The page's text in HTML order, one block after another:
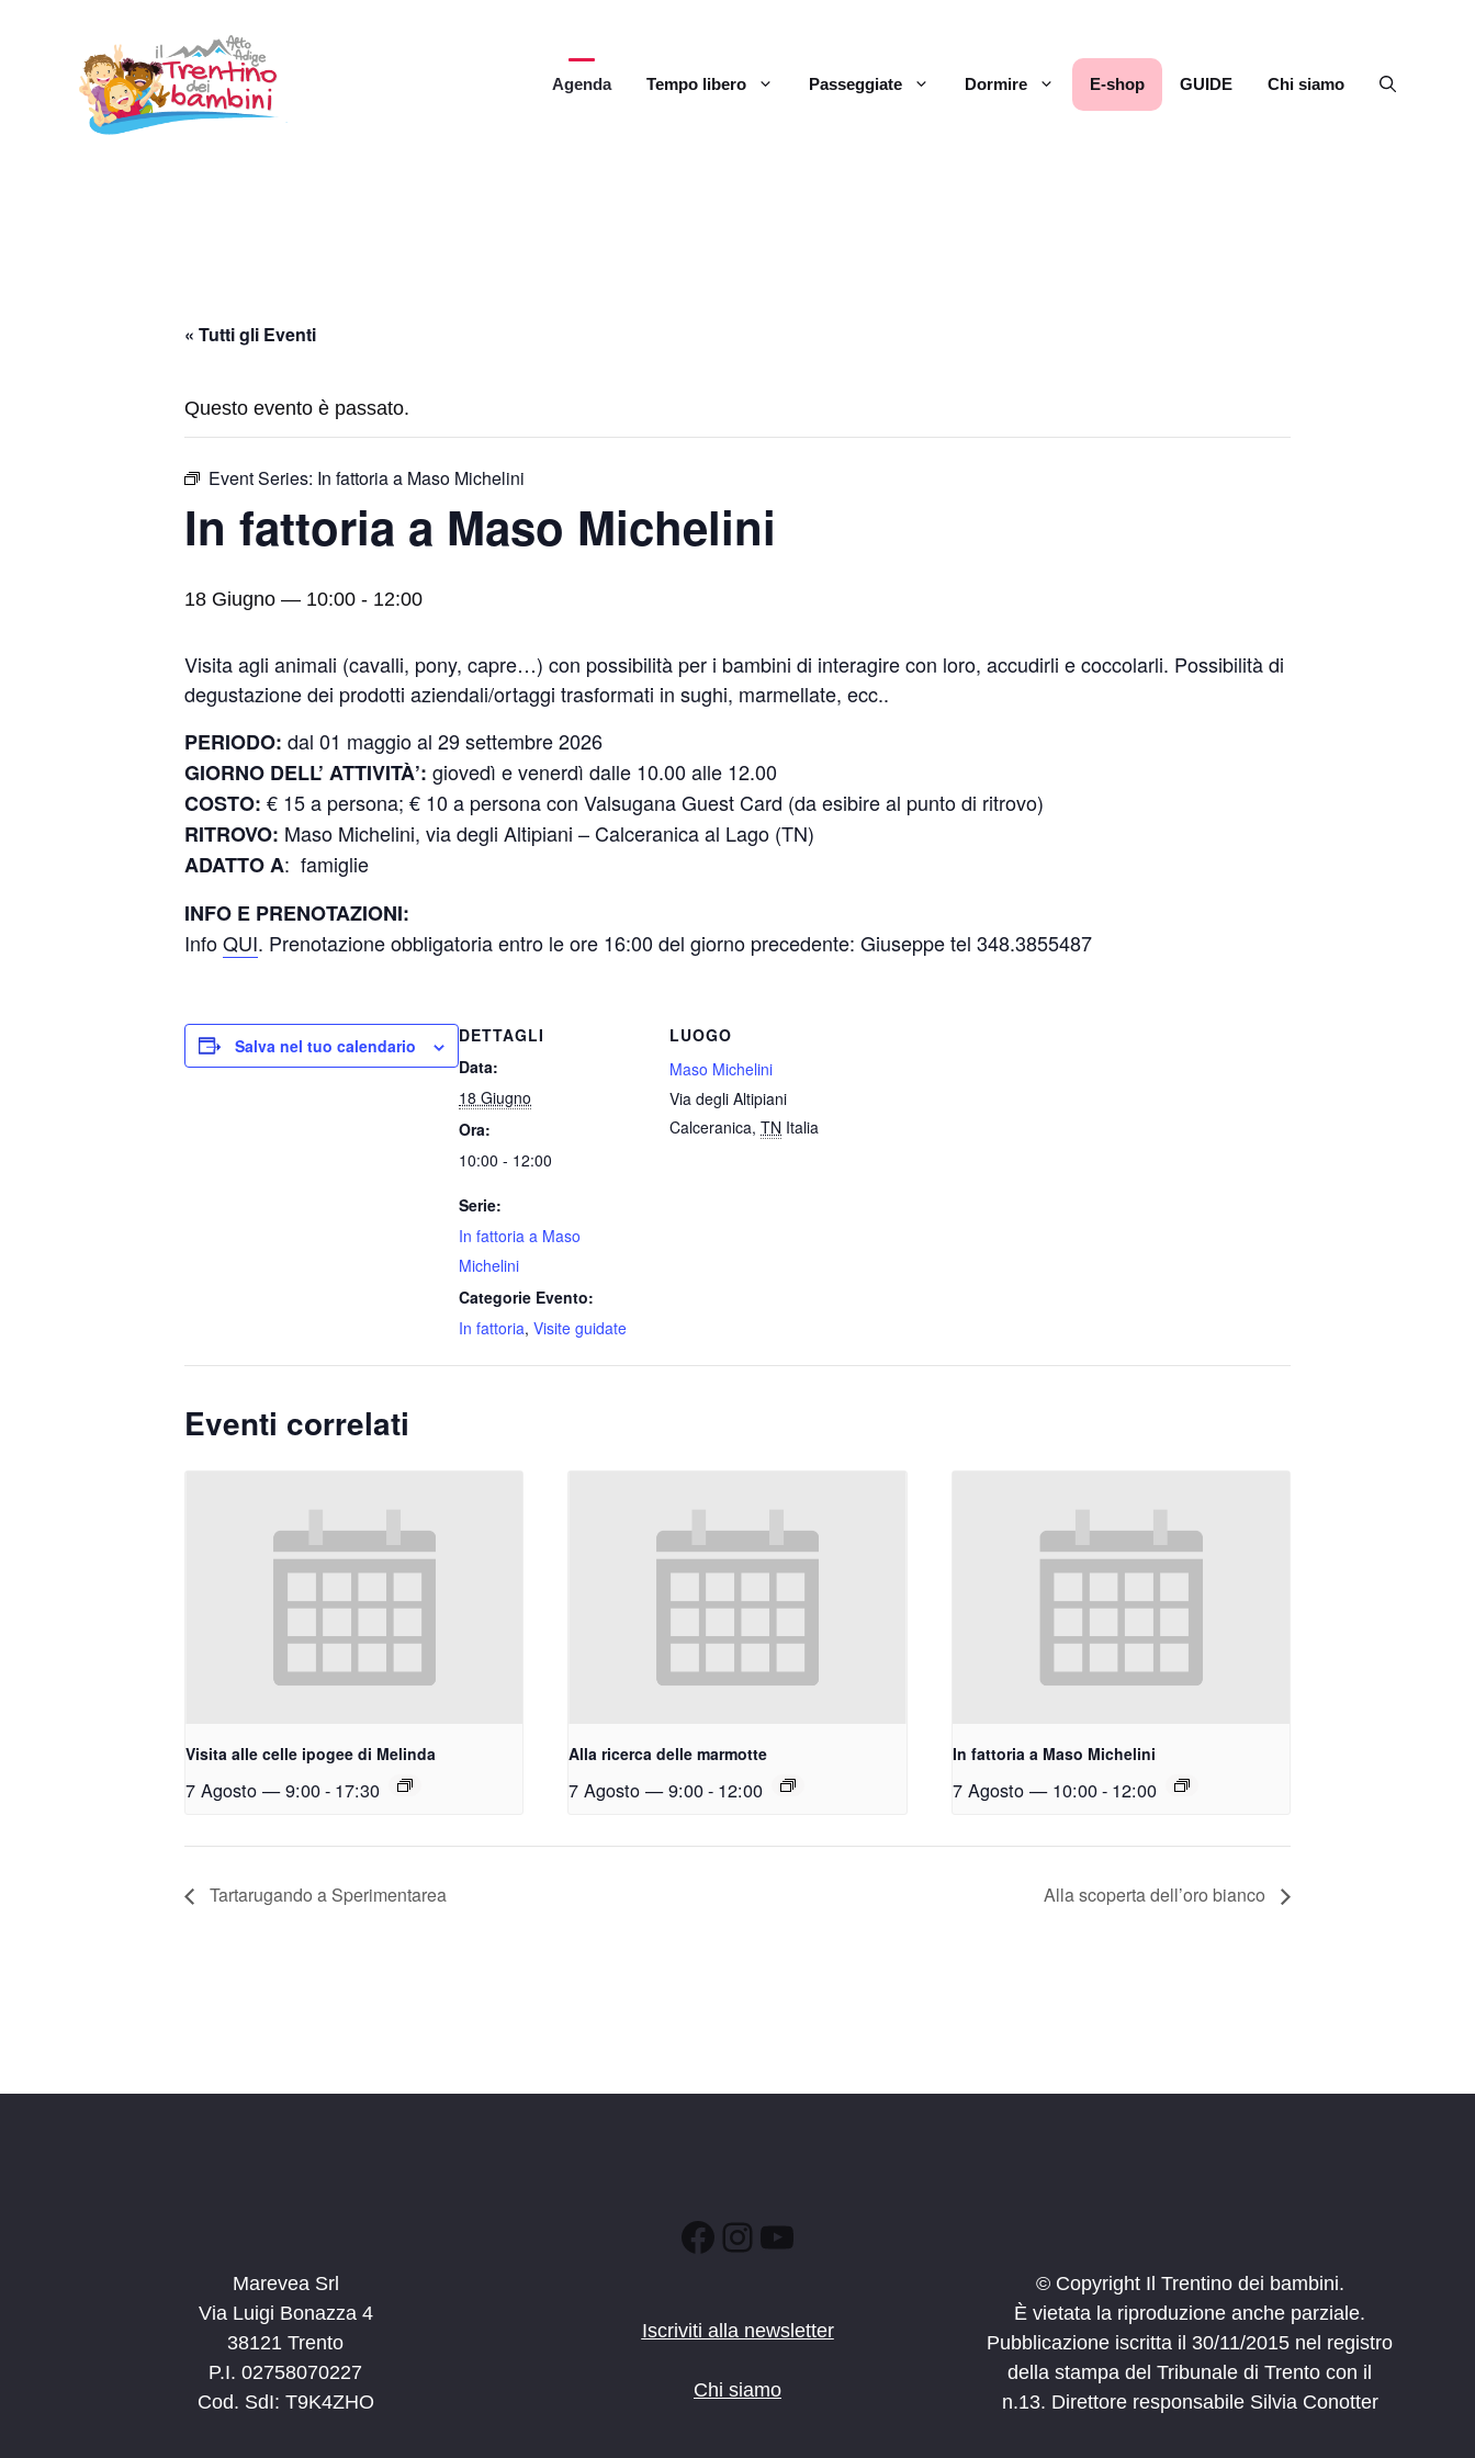
contenuto
Agenda Tempo libero Passeggiate Dormire E-shop GUIDE Chi siamo
« Tutti gli Eventi
Questo evento è passato.
Event Series: In fattoria a Maso Michelini
In fattoria a Maso Michelini
18 Giugno — 10:00 - 12:00
Visita agli animali (cavalli, pony, capre…) con possibilità per i bambini di interagire con loro, accudirli e coccolarli. Possibilità di
degustazione dei prodotti aziendali/ortaggi trasformati in sughi, marmellate, ecc..
PERIODO: dal 01 maggio al 29 settembre 2026
GIORNO DELL’ ATTIVITÀ’: giovedì e venerdì dalle 10.00 alle 12.00
COSTO: € 15 a persona; € 10 a persona con Valsugana Guest Card (da esibire al punto di ritrovo)
RITROVO: Maso Michelini, via degli Altipiani – Calceranica al Lago (TN)
ADATTO A: famiglie
INFO E PRENOTAZIONI:
InfoQUI. Prenotazione obbligatoria entro le ore 16:00 del giorno precedente: Giuseppe tel 348.3855487
Salva nel tuo calendario
DETTAGLI
Data:
18 Giugno
Ora:
10:00 - 12:00
Serie:
In fattoria a Maso
Michelini
Categorie Evento:
In fattoria, Visite guidate
LUOGO
Maso Michelini
Via degli Altipiani
Calceranica, TN Italia
Eventi correlati
Visita alle celle ipogee di Melinda
7 Agosto — 9:00- 17:30
Alla ricerca delle marmotte
7 Agosto — 9:00- 12:00
In fattoria a Maso Michelini
7 Agosto — 10:00- 12:00
Tartarugando a Sperimentarea Alla scoperta dell’oro bianco
Marevea Srl
Via Luigi Bonazza 4
38121 Trento
P.I. 02758070227
Cod. SdI: T9K4ZHO
Facebook
Instagram
YouTube
Iscriviti alla newsletter
Chi siamo
© Copyright Il Trentino dei bambini.
È vietata la riproduzione anche parziale.
Pubblicazione iscritta il 30/11/2015 nel registro
della stampa del Tribunale di Trento con il
n.13. Direttore responsabile Silvia Conotter